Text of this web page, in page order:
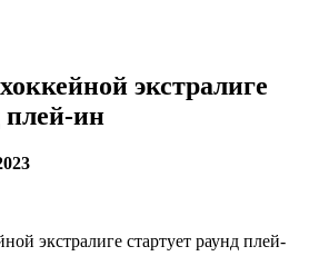
экстралиге
плей-ин